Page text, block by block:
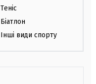
Теніс
Біатлон
Інші види спорту